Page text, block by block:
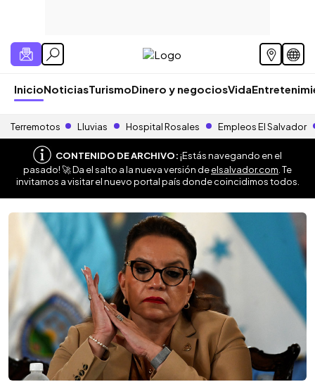
InicioNoticiasTurismoDinero y negociosVida
Terremotos Lluvias Hospital Rosales Empleos El Salvador
CONTENIDO DE ARCHIVO:¡Estás navegando en el
pasado! 🚀 Da el salto a la nueva versión deelsalvador.com . Te
invitamos a visitar el nuevo portal país donde coincidimos todos.